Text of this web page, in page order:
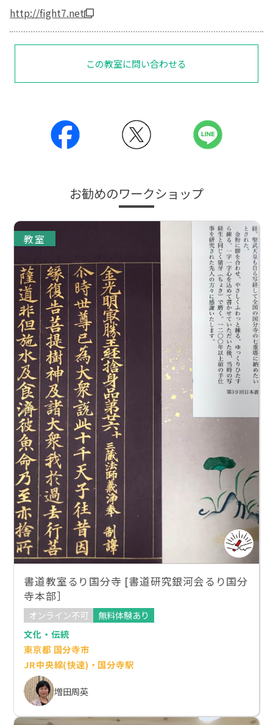
http://fight7.net
この教室に問い合わせる
お勧めのワークショップ
教室
書道教室るり国分寺 [書道研究銀河会るり国分
寺本部］
オンライン不可
無料体験あり
文化・伝統
東京都 国分寺市
JR中央線(快速)・国分寺駅
増田周英